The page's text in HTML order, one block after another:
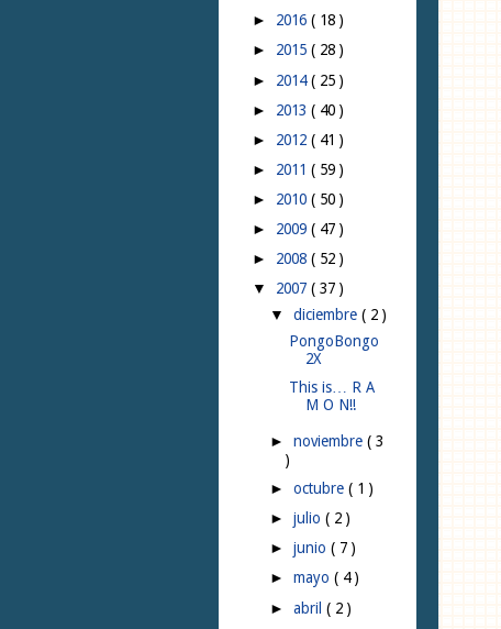
► 2016 ( 18 )
► 2015 ( 28 )
► 2014( 25 )
► 2013 ( 40 )
► 2012 ( 41 )
► 2011 ( 59 )
► 2010 ( 50 )
► 2009 ( 47 )
► 2008 ( 52 )
▼ 2007 ( 37 )
▼diciembre( 2 )
PongoBongo
2X
This is… R A
M O N!!
►noviembre( 3
)
►octubre( 1 )
►julio( 2 )
►junio( 7 )
►mayo( 4 )
►abril( 2 )